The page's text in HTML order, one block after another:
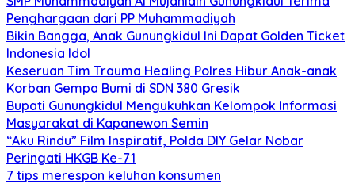
Penghargaan dari PP Muhammadiyah
Bikin Bangga, Anak Gunungkidul Ini Dapat Golden Ticket
Indonesia Idol
Keseruan Tim Trauma Healing Polres Hibur Anak-anak
Korban Gempa Bumi di SDN 380 Gresik
Bupati Gunungkidul Mengukuhkan Kelompok Informasi
Masyarakat di Kapanewon Semin
“Aku Rindu” Film Inspiratif, Polda DIY Gelar Nobar
Peringati HKGB Ke-71
7 tips merespon keluhan konsumen